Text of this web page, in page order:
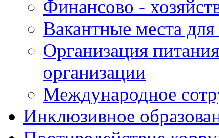
Финансово -
Вакантные места
Организация
организации
Международное
Инклюзивное